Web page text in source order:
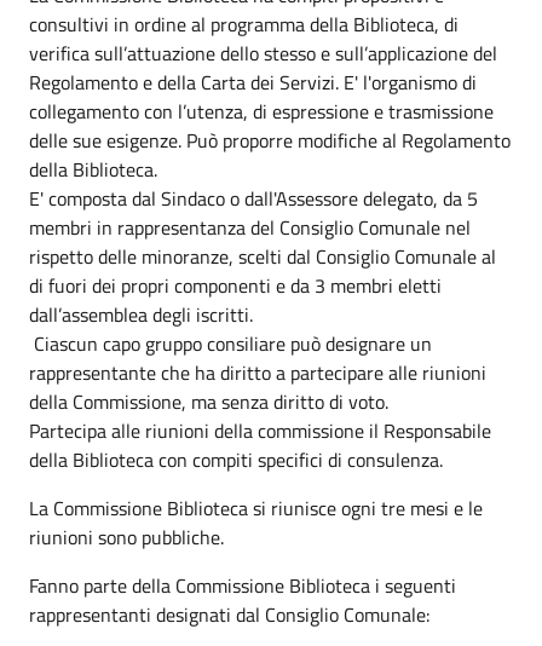
consultivi in ordine al programma della Biblioteca, di
verifica sull’attuazione dello stesso e sull’applicazione del
Regolamento e della Carta dei Servizi. E' l'organismo di
collegamento con l’utenza, di espressione e trasmissione
delle sue esigenze. Può proporre modifiche al Regolamento
della Biblioteca.
E' composta dal Sindaco o dall'Assessore delegato, da 5
membri in rappresentanza del Consiglio Comunale nel
rispetto delle minoranze, scelti dal Consiglio Comunale al
di fuori dei propri componenti e da 3 membri eletti
dall’assemblea degli iscritti.
Ciascun capo gruppo consiliare può designare un
rappresentante che ha diritto a partecipare alle riunioni
della Commissione, ma senza diritto di voto.
Partecipa alle riunioni della commissione il Responsabile
della Biblioteca con compiti specifici di consulenza.
La Commissione Biblioteca si riunisce ogni tre mesi e le
riunioni sono pubbliche.
Fanno parte della Commissione Biblioteca i seguenti
rappresentanti designati dal Consiglio Comunale: